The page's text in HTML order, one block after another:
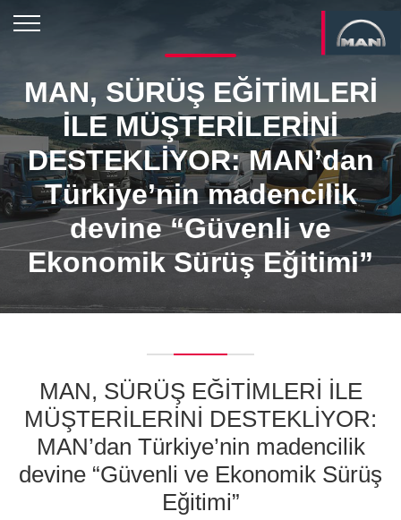
MAN, SÜRÜŞ EĞİTİMLERİ
İLE MÜŞTERİLERİNİ
DESTEKLİYOR: MAN’dan
Türkiye’nin madencilik
devine “Güvenli ve
Ekonomik Sürüş Eğitimi”
MAN, SÜRÜŞ EĞİTİMLERİ İLE
MÜŞTERİLERİNİ DESTEKLİYOR:
MAN’dan Türkiye’nin madencilik
devine “Güvenli ve Ekonomik Sürüş
Eğitimi”